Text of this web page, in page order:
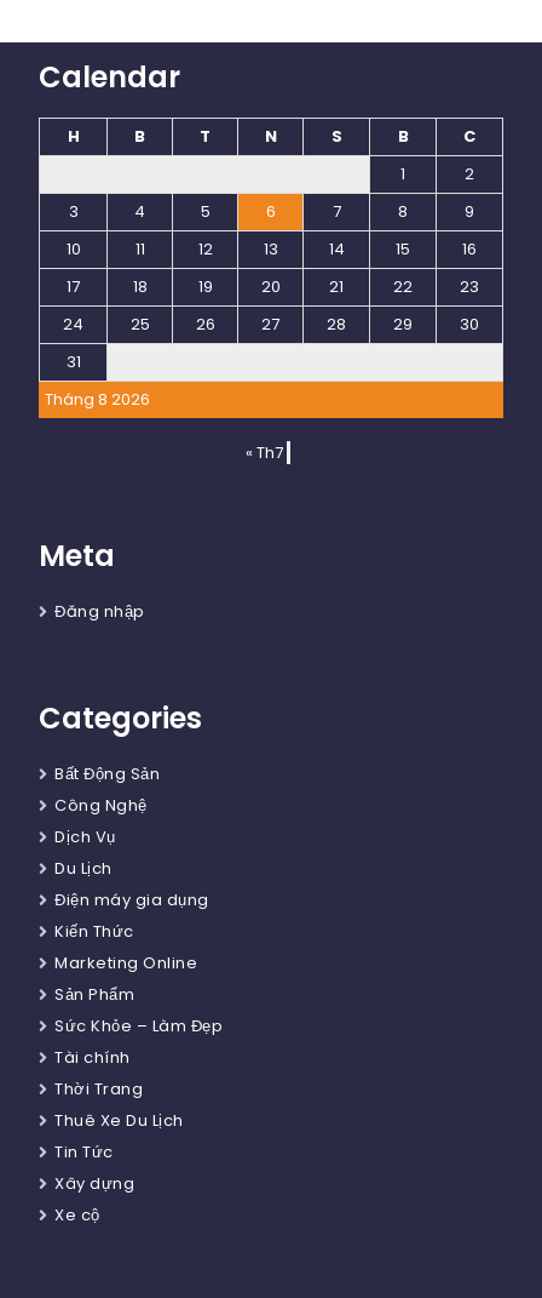
Calendar
Tháng 8 2026
H B T N S B
C
1
2
3
4 5 6 7 8
9
10
11 12 13 14 15
16
17
18 19 20 21 22
23
24
25 26 27 28 29
30
31
« Th7
Meta
Đăng nhập
Categories
Bất Động Sản
Công Nghệ
Dịch Vụ
Du Lịch
Điện máy gia dụng
Kiến Thức
Marketing Online
Sản Phẩm
Sức Khỏe – Làm Đẹp
Tài chính
Thời Trang
Thuê Xe Du Lịch
Tin Tức
Xây dựng
Xe cộ